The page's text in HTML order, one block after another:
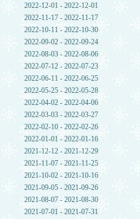
2022-12-01 - 2022-12-01
2022-11-17 - 2022-11-17
2022-10-11 - 2022-10-30
2022-09-02 - 2022-09-24
2022-08-03 - 2022-08-06
2022-07-12 - 2022-07-23
2022-06-11 - 2022-06-25
2022-05-25 - 2022-05-28
2022-04-02 - 2022-04-06
2022-03-03 - 2022-03-27
2022-02-10 - 2022-02-26
2022-01-01 - 2022-01-16
2021-12-12 - 2021-12-29
2021-11-07 - 2021-11-25
2021-10-02 - 2021-10-16
2021-09-05 - 2021-09-26
2021-08-07 - 2021-08-30
2021-07-01 - 2021-07-31